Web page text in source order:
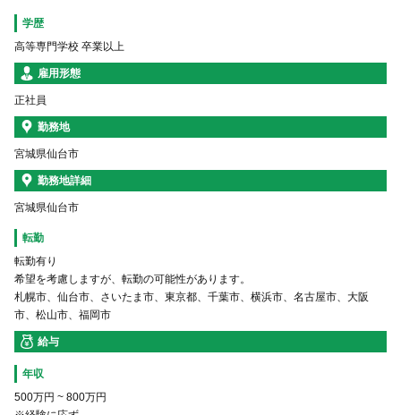
学歴
高等専門学校 卒業以上
雇用形態
正社員
勤務地
宮城県仙台市
勤務地詳細
宮城県仙台市
転勤
転勤有り
希望を考慮しますが、転勤の可能性があります。
札幌市、仙台市、さいたま市、東京都、千葉市、横浜市、名古屋市、大阪
市、松山市、福岡市
給与
年収
500万円 ~ 800万円